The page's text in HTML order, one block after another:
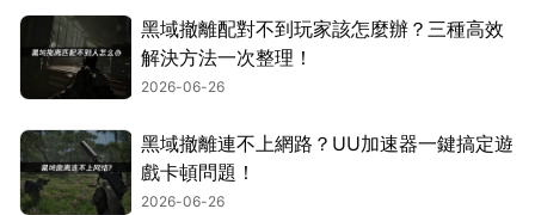
黑域撤離配對不到玩家該怎麼辦？三種高效
解決方法一次整理！
2026-06-26
黑域撤離連不上網路？UU加速器一鍵搞定遊
戲卡頓問題！
2026-06-26